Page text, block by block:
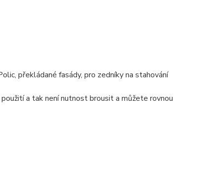
překládané fasády, pro zedníky na stahování
a tak není nutnost brousit a můžete rovnou